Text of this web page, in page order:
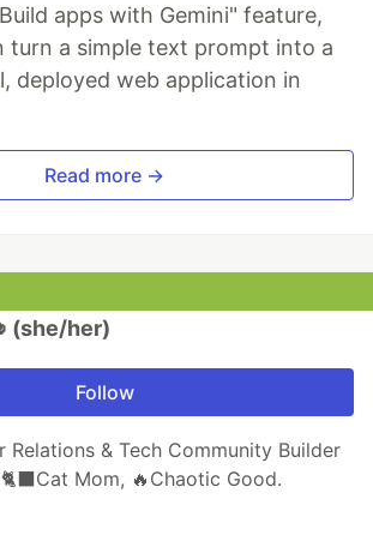
apps with Gemini" feature,
turn a simple text prompt into a
deployed web application in
Read more →
(she/her)
Follow
Relations & Tech Community Builder
Mom, 🔥Chaotic Good.